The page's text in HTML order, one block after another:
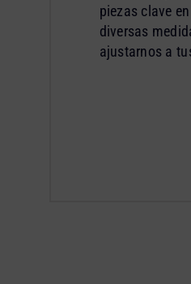
piezas clave
diversas
ajustarnos a